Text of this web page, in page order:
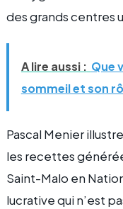
des grands centres
A lire aussi : Que
sommeil et son
Pascal Menier
les recettes
Saint-Malo en
lucrative qui n’est